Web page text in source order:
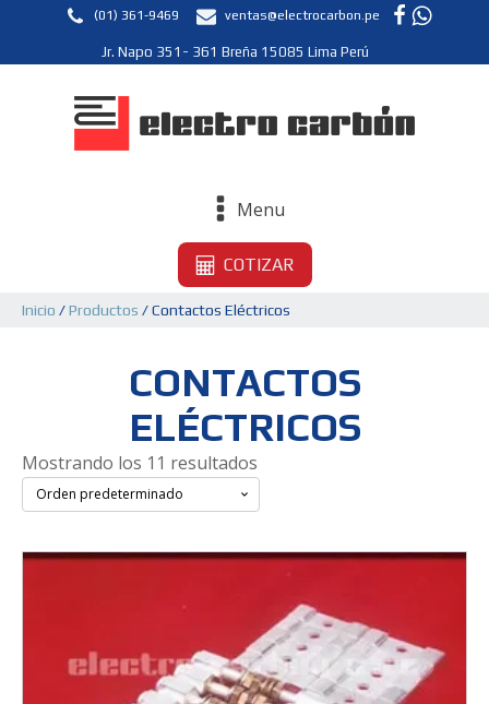
(01) 361-9469 ventas@electrocarbon.pe
Jr. Napo 351- 361 Breña 15085 Lima Perú
Menu
COTIZAR
Inicio /Productos / Contactos Eléctricos
CONTACTOS
ELÉCTRICOS
Mostrando los 11 resultados